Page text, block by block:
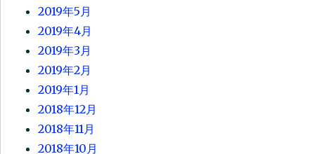
2019年5月
2019年4月
2019年3月
2019年2月
2019年1月
2018年12月
2018年11月
2018年10月